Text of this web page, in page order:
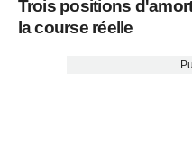
Trois positions
la course réelle